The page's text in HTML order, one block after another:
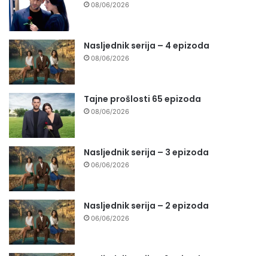
08/06/2026
Nasljednik serija – 4 epizoda
08/06/2026
Tajne prošlosti 65 epizoda
08/06/2026
Nasljednik serija – 3 epizoda
06/06/2026
Nasljednik serija – 2 epizoda
06/06/2026